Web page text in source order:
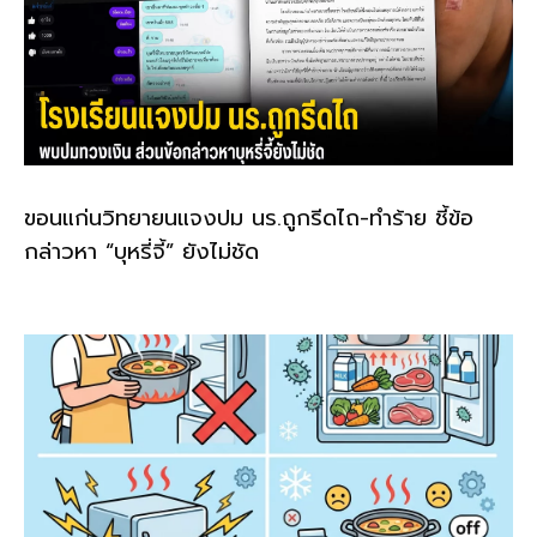
ขอนแก่นวิทยายนแจงปม นร.ถูกรีดไถ-ทำร้าย ชี้ข้อ
กล่าวหา “บุหรี่จี้” ยังไม่ชัด